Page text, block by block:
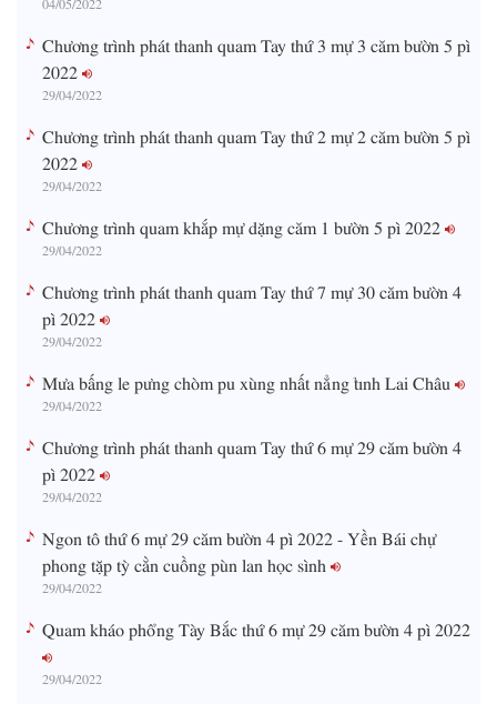
Chương trình phát thanh quam Tay thứ 3 mự 3 căm bườn 5 pì
2022
29/04/2022
Chương trình phát thanh quam Tay thứ 2 mự 2 căm bườn 5 pì
2022
29/04/2022
Chương trình quam khắp mự dặng căm 1 bườn 5 pì 2022
29/04/2022
Chương trình phát thanh quam Tay thứ 7 mự 30 căm bườn 4
pì 2022
29/04/2022
Mưa bấng le pưng chòm pu xùng nhất nẳng tỉnh Lai Châu
29/04/2022
Chương trình phát thanh quam Tay thứ 6 mự 29 căm bườn 4
pì 2022
29/04/2022
Ngon tô thứ 6 mự 29 căm bườn 4 pì 2022 - Yền Bái chự
phong tặp tỳ cằn cuồng pùn lan học sình
29/04/2022
Quam kháo phổng Tày Bắc thứ 6 mự 29 căm bườn 4 pì 2022
29/04/2022